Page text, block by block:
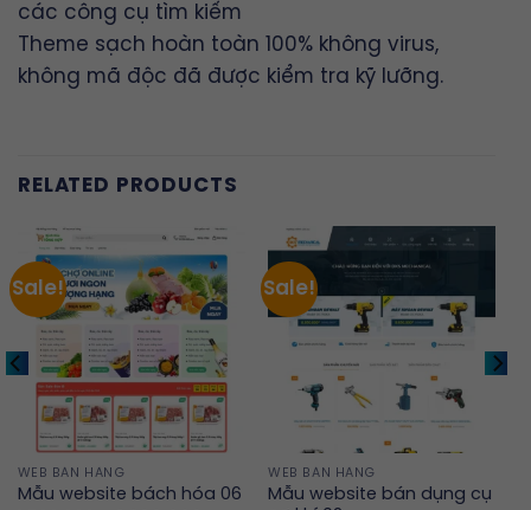
các công cụ tìm kiếm
Theme sạch hoàn toàn 100% không virus,
không mã độc đã được kiểm tra kỹ lưỡng.
RELATED PRODUCTS
Sale!
WEB BÁN HÀNG
Mẫu website bách hóa 06
Sale!
WEB BÁN HÀNG
Mẫu website bán dụng cụ